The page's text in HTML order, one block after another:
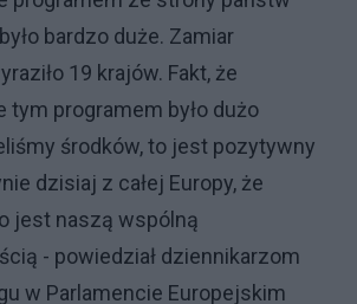
bardzo duże. Zamiar
19 krajów. Fakt, że
tym programem było dużo
środków, to jest pozytywny
dzisiaj z całej Europy, że
jest naszą wspólną
- powiedział dziennikarzom
w Parlamencie Europejskim